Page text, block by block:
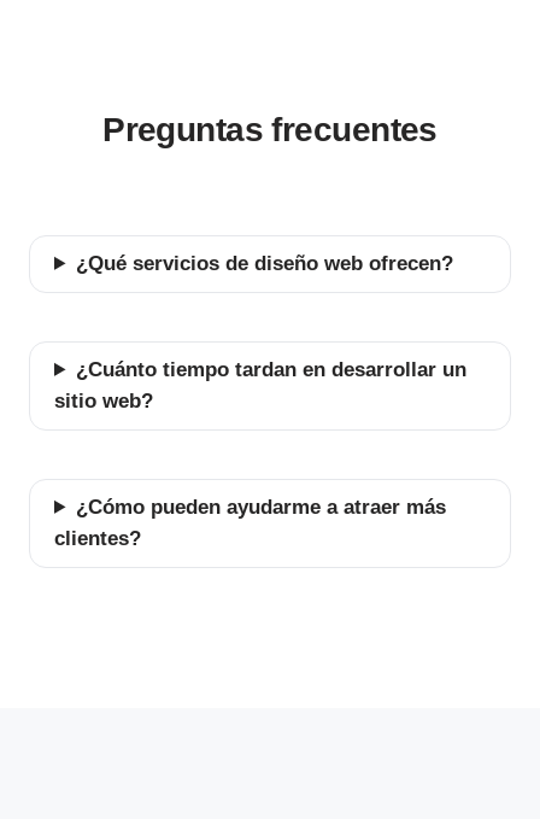
Preguntas frecuentes
¿Qué servicios de diseño web ofrecen?
¿Cuánto tiempo tardan en desarrollar un
sitio web?
¿Cómo pueden ayudarme a atraer más
clientes?